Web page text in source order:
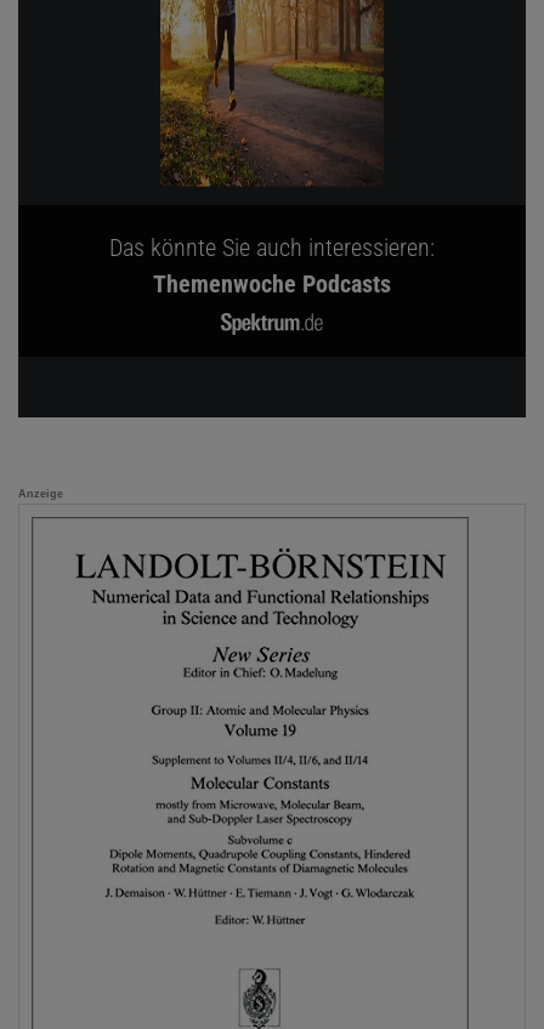
Das könnte Sie auch interessieren:
Themenwoche Podcasts
Anzeige